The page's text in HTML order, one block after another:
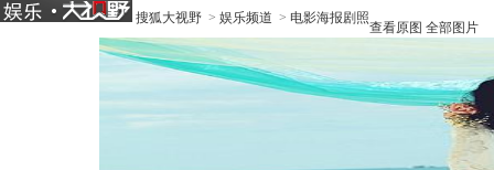
搜狐大视野 > 娱乐频道 > 电影海报剧照
查看原图 全部图片